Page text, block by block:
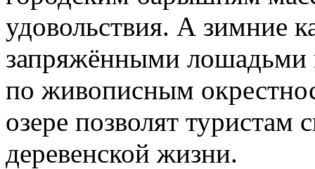
удовольствия. А зимние
запряжёнными лошадьми
по живописным
озере позволят туристам
деревенской жизни.